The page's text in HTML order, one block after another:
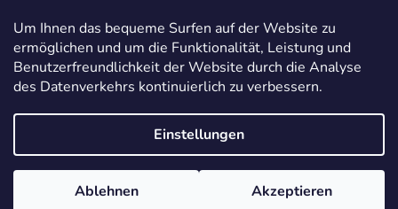
Um Ihnen das bequeme Surfen auf der Website zu
ermöglichen und um die Funktionalität, Leistung und
Benutzerfreundlichkeit der Website durch die Analyse
des Datenverkehrs kontinuierlich zu verbessern.
Einstellungen
Ablehnen Akzeptieren
METRIE BMI
FABER-CASTELL
FRIEDRICH RICHTER MESSWERKZEUGE
Vom Vertrag zurücktreten